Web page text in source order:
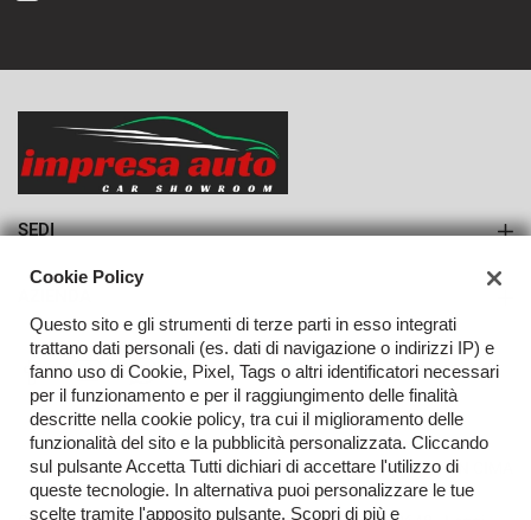
36 Mesi
VEDI
SEDI
Azienda
Contatti
TORNA IN CIMA
Cookie Policy
Questo sito e gli strumenti di terze parti in esso integrati
trattano dati personali (es. dati di navigazione o indirizzi IP) e
fanno uso di Cookie, Pixel, Tags o altri identificatori necessari
per il funzionamento e per il raggiungimento delle finalità
descritte nella cookie policy, tra cui il miglioramento delle
funzionalità del sito e la pubblicità personalizzata. Cliccando
sul pulsante Accetta Tutti dichiari di accettare l'utilizzo di
queste tecnologie. In alternativa puoi personalizzare le tue
scelte tramite l'apposito pulsante. Scopri di più e